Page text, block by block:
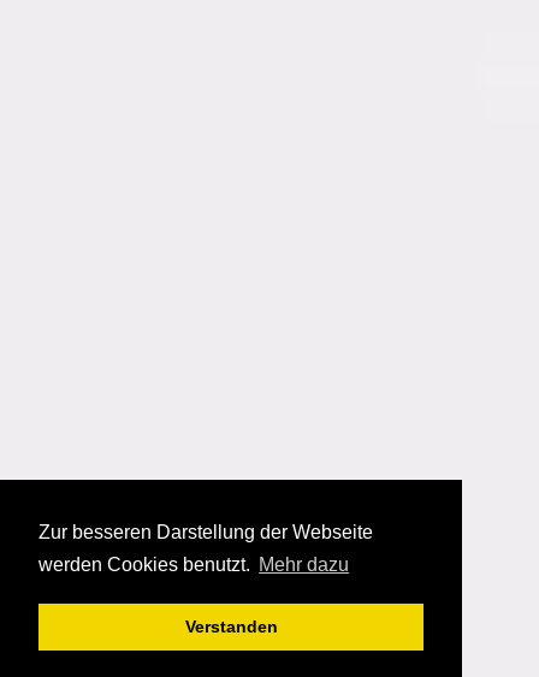
Zur besseren Darstellung der Webseite
werden Cookies benutzt. Mehr dazu
Verstanden